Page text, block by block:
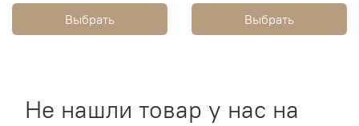
Выбрать Выбрать
Не нашли товар у нас на